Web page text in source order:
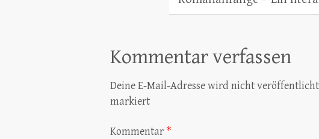
Kommentar verfassen
Deine E-Mail-Adresse wird nicht
markiert
Kommentar *